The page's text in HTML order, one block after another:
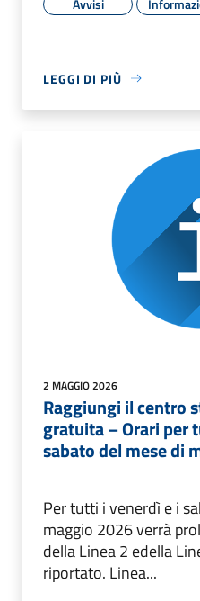
Avvisi
LEGGI DI PIÙ
2 MAGGIO 2026
Raggiungi il centro
gratuita – Orari per
sabato del mese di
Per tutti i venerdì e i
maggio 2026 verrà
della Linea 2 edella
riportato. Linea...